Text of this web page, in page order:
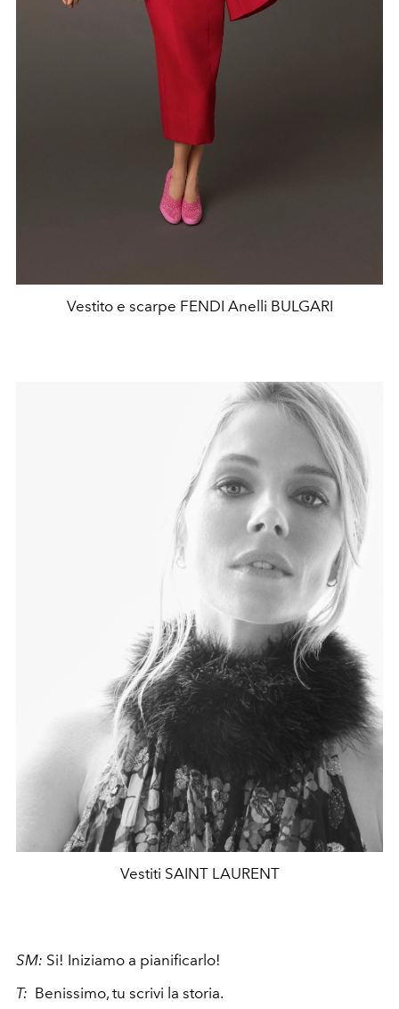
Vestito e scarpe FENDI Anelli BULGARI
Vestiti SAINT LAURENT
SM: Si! Iniziamo a pianificarlo!
T: Benissimo, tu scrivi la storia.